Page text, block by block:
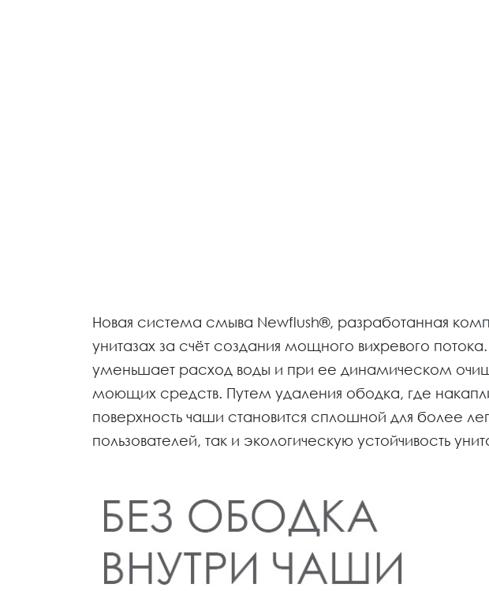
Новая система смыва Newflush®, разработанная
унитазах за счёт создания мощного вихревого
уменьшает расход воды и при ее динамическом
моющих средств. Путем удаления ободка, где
поверхность чаши становится сплошной для более
пользователей, так и экологическую устойчивость